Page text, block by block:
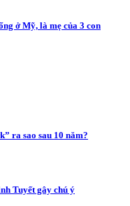
ở Mỹ, là mẹ của 3 con
ra sao sau 10 năm?
Tuyết gây chú ý